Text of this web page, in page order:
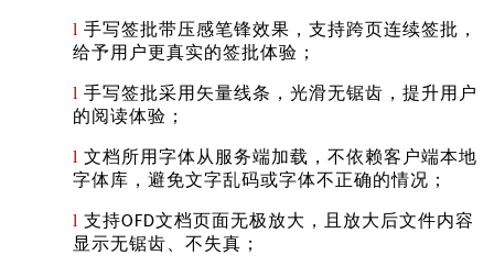
l 手写签批带压感笔锋效果，支持跨页连续签批，
给予用户更真实的签批体验；
l 手写签批采用矢量线条，光滑无锯齿，提升用户
的阅读体验；
l 文档所用字体从服务端加载，不依赖客户端本地
字体库，避免文字乱码或字体不正确的情况；
l 支持OFD文档页面无极放大，且放大后文件内容
显示无锯齿、不失真；